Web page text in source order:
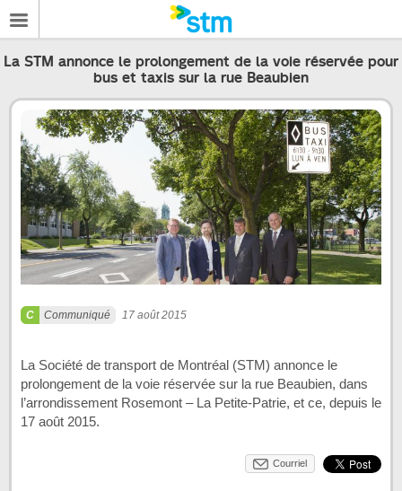
La STM annonce le prolongement de la voie réservée pour
bus et taxis sur la rue Beaubien
Communiqué 17 août 2015
La Société de transport de Montréal (STM) annonce le
prolongement de la voie réservée sur la rue Beaubien, dans
l’arrondissement Rosemont – La Petite-Patrie, et ce, depuis le
17 août 2015.
Courriel